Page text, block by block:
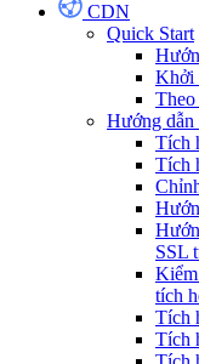
CDN
Quick Start
Khởi
Hướng dẫn
Tích
Tích
SSL
Kiểm
tích
Tích
Tích